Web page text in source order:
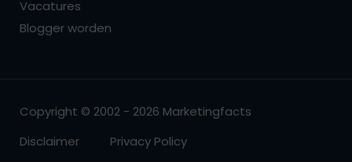
Vacatures
Blogger worden
Copyright © 2002 - 2026 Marketingfacts
Disclaimer
Privacy Policy